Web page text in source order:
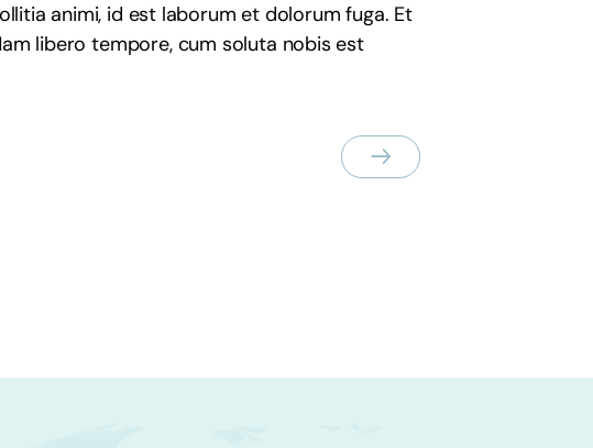
animi, id est laborum et dolorum fuga. Et
libero tempore, cum soluta nobis est